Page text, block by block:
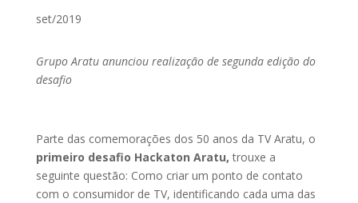
set/2019
Grupo Aratu anunciou realização de segunda edição do
desafio
Parte das comemorações dos 50 anos da TV Aratu, o
primeiro desafio Hackaton Aratu, trouxe a
seguinte questão: Como criar um ponto de contato
com o consumidor de TV, identificando cada uma das